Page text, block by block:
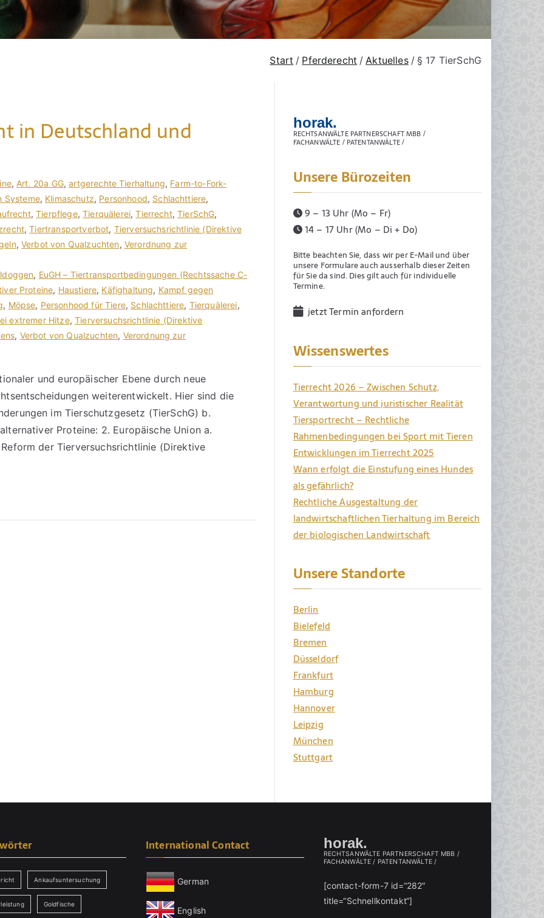
Start Pferderecht Aktuelles § 17 TierSchG
in Deutschland und
, Art. 20a GG,artgerechte Tierhaltung, Farm-to-Fork-
Systeme, Klimaschutz, Personhood, Schlachttiere,
,Tierpflege,Tierquälerei,Tierrecht,TierSchG,
,Tiertransportverbot, Tierversuchsrichtlinie (Direktive
,Verbot von Qualzuchten, Verordnung zur
, EuGH – Tiertransportbedingungen (Rechtssache C-
Proteine, Haustiere, Käfighaltung, Kampf gegen
, Möpse, Personhood für Tiere, Schlachttiere, Tierquälerei,
extremer Hitze,Tierversuchsrichtlinie (Direktive
, Verbot von Qualzuchten, Verordnung zur
und europäischer Ebene durch neue
weiterentwickelt. Hier sind die
im Tierschutzgesetz (TierSchG) b.
Proteine: 2. Europäische Union a.
der Tierversuchsrichtlinie (Direktive
horak.
RECHTSANWÄLTE PARTNERSCHAFT MBB /
FACHANWÄLTE / PATENTANWÄLTE /
Unsere Bürozeiten
9 – 13 Uhr (Mo – Fr)
14 – 17 Uhr (Mo – Di + Do)
Bitte beachten Sie, dass wir per E-Mail und über
unsere Formulare auch ausserhalb dieser Zeiten
für Sie da sind. Dies gilt auch für individuelle
Termine.
jetzt Termin anfordern
Wissenswertes
Tierrecht 2026 – Zwischen Schutz,
Verantwortung und juristischer Realität
Tiersportrecht – Rechtliche
Rahmenbedingungen bei Sport mit Tieren
Entwicklungen im Tierrecht 2025
Wann erfolgt die Einstufung eines Hundes
als gefährlich?
Rechtliche Ausgestaltung der
landwirtschaftlichen Tierhaltung im Bereich
der biologischen Landwirtschaft
Unsere Standorte
Berlin
Bielefeld
Bremen
Düsseldorf
Frankfurt
Hamburg
Hannover
Leipzig
München
Stuttgart
Ankaufsuntersuchung
Goldfische
International Contact
German
English
horak.
RECHTSANWÄLTE PARTNERSCHAFT MBB /
FACHANWÄLTE / PATENTANWÄLTE /
[contact-form-7 id=“282″
title=“Schnellkontakt“]